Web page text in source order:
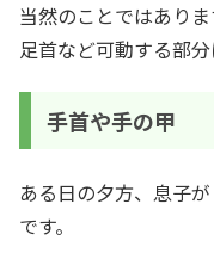
当然のことではあり
足首など可動する部
手首や手の甲
ある日の夕方、息子
です。